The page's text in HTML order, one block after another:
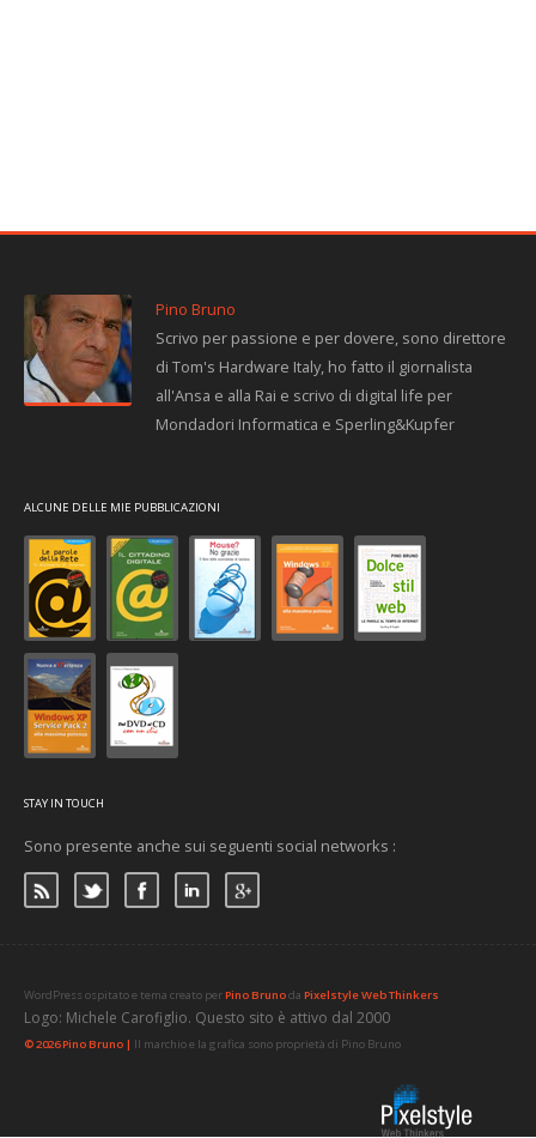
Pino Bruno
Scrivo per passione e per dovere, sono direttore
di Tom's Hardware Italy, ho fatto il giornalista
all'Ansa e alla Rai e scrivo di digital life per
Mondadori Informatica e Sperling&Kupfer
ALCUNE DELLE MIE PUBBLICAZIONI
STAY IN TOUCH
Sono presente anche sui seguenti social networks :
WordPress ospitato e tema creato perPino Brunoda Pixelstyle Web Thinkers
Logo: Michele Carofiglio. Questo sito è attivo dal 2000
© 2026 Pino Bruno | Il marchio e la grafica sono proprietà di Pino Bruno